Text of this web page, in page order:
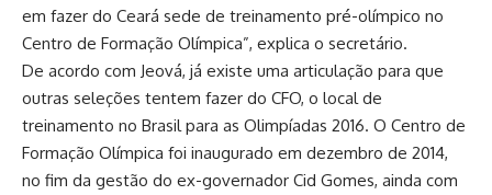
em fazer do Ceará sede de treinamento pré-olímpico no
Centro de Formação Olímpica”, explica o secretário.
De acordo com Jeová, já existe uma articulação para que
outras seleções tentem fazer do CFO, o local de
treinamento no Brasil para as Olimpíadas 2016. O Centro de
Formação Olímpica foi inaugurado em dezembro de 2014,
no fim da gestão do ex-governador Cid Gomes, ainda com